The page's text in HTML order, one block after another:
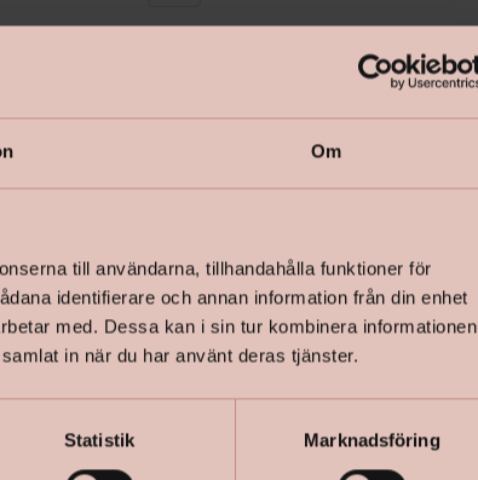
Om
till användarna, tillhandahålla funktioner för
identifierare och annan information från din enhet
med. Dessa kan i sin tur kombinera informationen
in när du har använt deras tjänster.
Statistik Marknadsföring
Lägg i varukorgen